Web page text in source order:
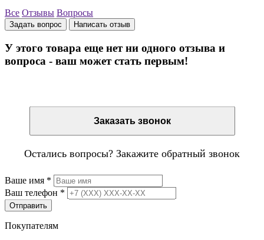
Все Отзывы Вопросы
Задать вопрос Написать отзыв
У этого товара еще нет ни одного отзыва и
вопроса - ваш может стать первым!
Заказать звонок
Остались вопросы? Закажите обратный звонок
Ваше имя *
Ваш телефон *
Отправить
Покупателям